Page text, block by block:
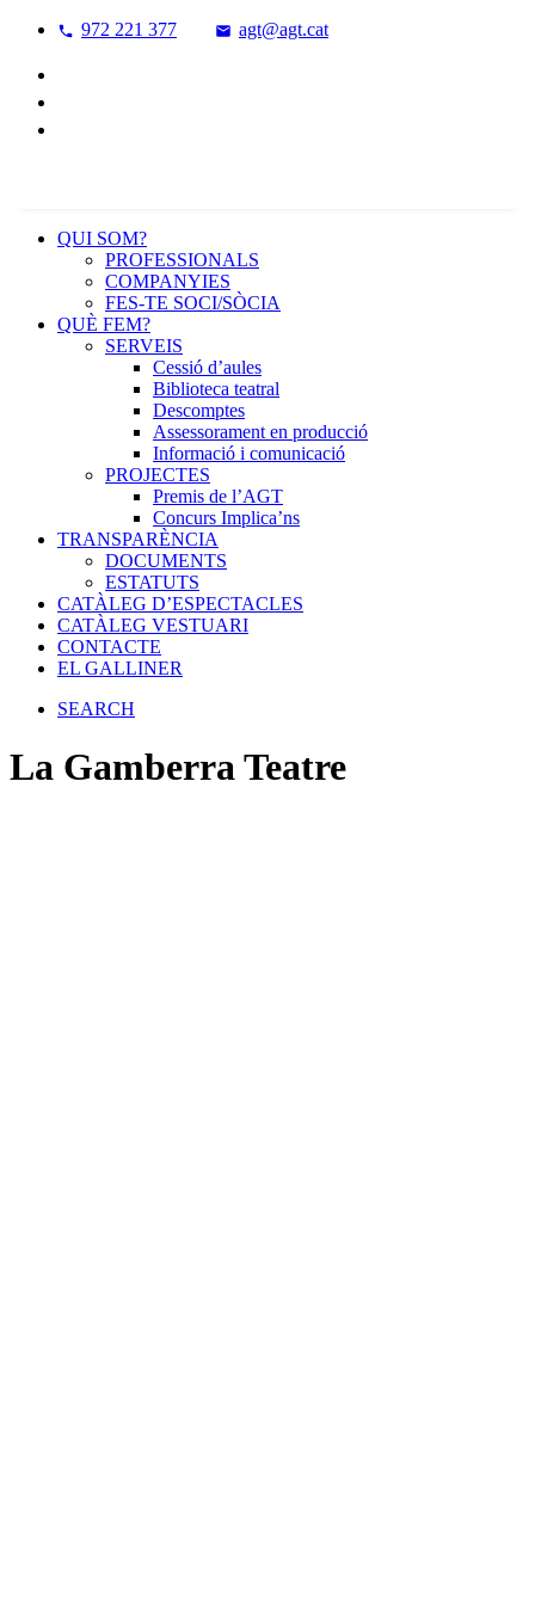
972 221 377 agt@agt.cat
QUI SOM?
PROFESSIONALS
COMPANYIES
FES-TE SOCI/SÒCIA
QUÈ FEM?
SERVEIS
Cessió d’aules
Biblioteca teatral
Descomptes
Assessorament en producció
Informació i comunicació
PROJECTES
Premis de l’AGT
Concurs Implica’ns
TRANSPARÈNCIA
DOCUMENTS
ESTATUTS
CATÀLEG D’ESPECTACLES
CATÀLEG VESTUARI
CONTACTE
EL GALLINER
SEARCH
La Gamberra Teatre